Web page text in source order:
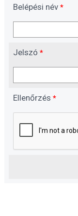
Belépési név *
Jelszó *
Ellenőrzés *